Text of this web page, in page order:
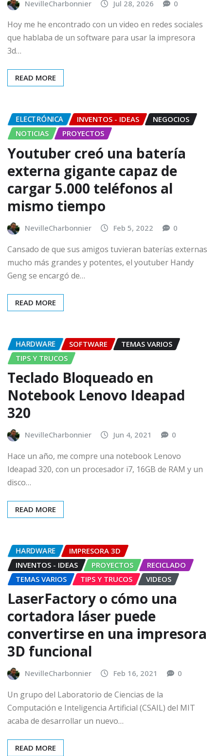
NevilleCharbonnier Jul 28, 2026 0
Hoy me he encontrado con un video en redes sociales
que hablaba de un software para usar la impresora
3d…
READ MORE
ELECTRÓNICA INVENTOS - IDEAS
NEGOCIOS
NOTICIAS
PROYECTOS
Youtuber creó una batería
externa gigante capaz de
cargar 5.000 teléfonos al
mismo tiempo
NevilleCharbonnier Feb 5, 2022 0
Cansado de que sus amigos tuvieran baterías externas
mucho más grandes y potentes, el youtuber Handy
Geng se encargó de…
READ MORE
HARDWARE SOFTWARE
TEMAS VARIOS
TIPS Y TRUCOS
Teclado Bloqueado en
Notebook Lenovo Ideapad
320
NevilleCharbonnier Jun 4, 2021 0
Hace un año, me compre una notebook Lenovo
Ideapad 320, con un procesador i7, 16GB de RAM y un
disco…
READ MORE
HARDWARE
IMPRESORA 3D
INVENTOS - IDEAS
PROYECTOS
RECICLADO
TEMAS VARIOS
TIPS Y TRUCOS VIDEOS
LaserFactory o cómo una
cortadora láser puede
convertirse en una impresora
3D funcional
NevilleCharbonnier Feb 16, 2021 0
Un grupo del Laboratorio de Ciencias de la
Computación e Inteligencia Artificial (CSAIL) del MIT
acaba de desarrollar un nuevo…
READ MORE